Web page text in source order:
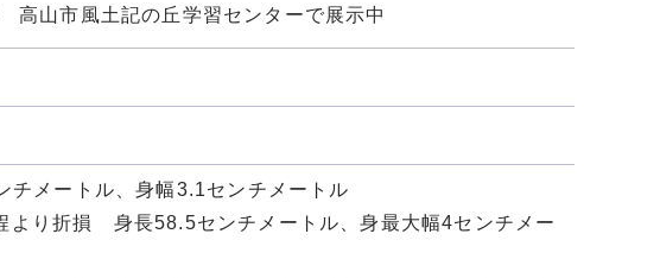
山市風土記の丘学習センターで展示中
チメートル、身幅3.1センチメートル
より折損 身長58.5センチメートル、身最大幅4センチメー